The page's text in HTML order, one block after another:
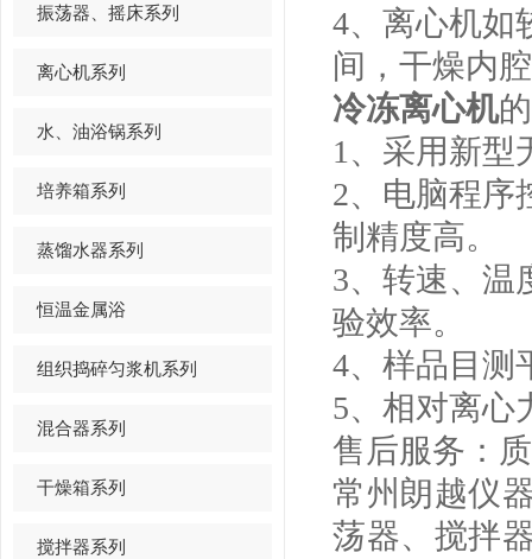
振荡器、摇床系列
离心机系列
水、油浴锅系列
培养箱系列
蒸馏水器系列
恒温金属浴
组织捣碎匀浆机系列
混合器系列
干燥箱系列
搅拌器系列
4、离心机如
间，干燥内
冷冻离心机
1、采用新型
2、电脑程序
制精度高。
3、转速、温
验效率。
4、样品目测
5、相对离心
售后服务：
常州朗越仪
荡器、搅拌